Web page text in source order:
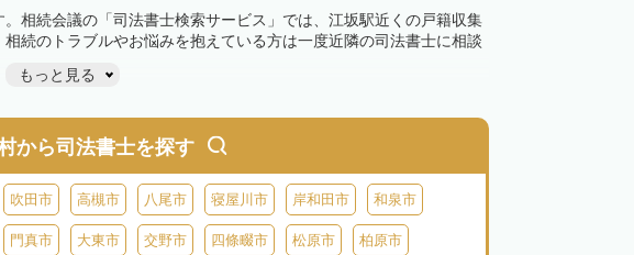
相続会議の「司法書士検索サービス」では、江坂駅近くの戸籍収集
続のトラブルやお悩みを抱えている方は一度近隣の司法書士に相談
もっと見る
から司法書士を探す
吹田市 高槻市 八尾市 寝屋川市 岸和田市 和泉市
門真市 大東市 交野市 四條畷市 松原市 柏原市